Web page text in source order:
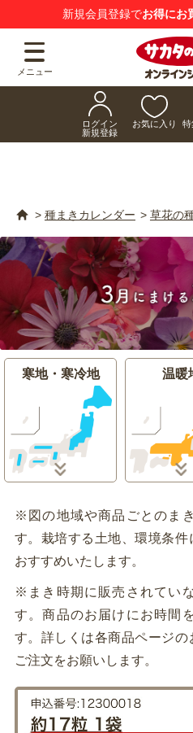
【注意喚起】悪質な偽サ
メニュー
ログイン
新規登録
お気に入り
特
> 種まきカレンダー > 草花の
寒地・寒冷地 温暖
※図の地域や商品ごとのま
す。栽培する土地、環境条
おすすめいたします。
※まき時期に販売されてい
す。商品のお届けにお時間
す。詳しくは各商品ページの
ご注文をお願いします。